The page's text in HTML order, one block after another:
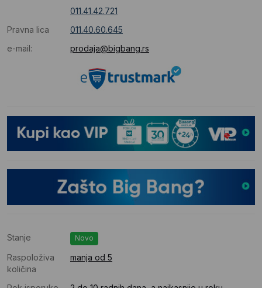
011.41.42.721
Pravna lica
011.40.60.645
e-mail:
prodaja@bigbang.rs
Stanje Novo
Raspoloživa
količina
manja od 5